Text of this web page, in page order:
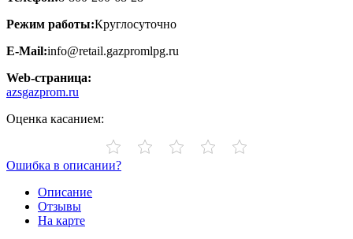
Режим работы:Круглосуточно
E-Mail:info@retail.gazpromlpg.ru
Web-страница:
azsgazprom.ru
Оценка касанием:
Ошибка в описании?
Описание
Отзывы
На карте